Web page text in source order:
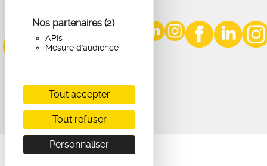
Nos partenaires (2)
APIs
Mesure d'audience
Tout accepter
Tout refuser
Personnaliser